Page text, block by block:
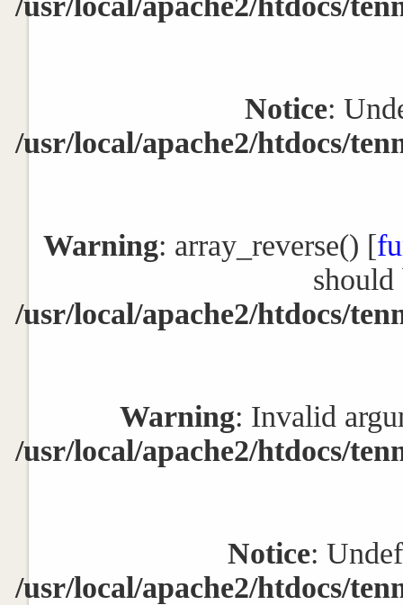
Notice:
/usr/local/apache2/htdocs/
Warning: array_reverse() [
should
/usr/local/apache2/htdocs/
Warning: Invalid
/usr/local/apache2/htdocs/
Notice:
/usr/local/apache2/htdocs/